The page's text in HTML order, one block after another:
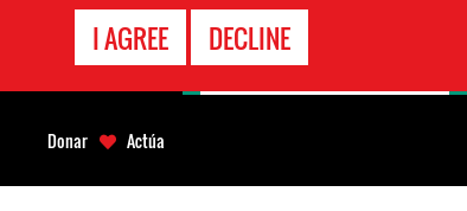
I AGREE DECLINE
Donar Actúa
EMERGENCIA